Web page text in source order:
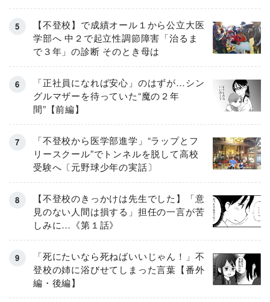
【不登校】で成績オール１から公立大医
学部へ 中２で起立性調節障害「治るま
で３年」の診断 そのとき母は
「正社員になれば安心」のはずが…シン
グルマザーを待っていた“魔の２年
間”【前編】
「不登校から医学部進学」“ラップとフ
リースクール”でトンネルを脱して高校
受験へ〔元野球少年の実話〕
【不登校のきっかけは先生でした】「意
見のない人間は損する」担任の一言が苦
しみに…《第１話》
「死にたいなら死ねばいいじゃん！」不
登校の姉に浴びせてしまった言葉【番外
編・後編】